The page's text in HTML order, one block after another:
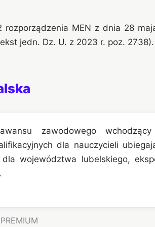
MEN z dnia 28
jedn. Dz. U. z 2023 r. poz. 2738).
zawodowego
dla nauczycieli
województwa lubelskiego,